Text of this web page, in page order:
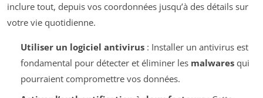
inclure tout, depuis vos coordonnées jusqu’à des détails sur
votre vie quotidienne.
Utiliser un logiciel antivirus: Installer un antivirus est
fondamental pour détecter et éliminer les malwaresqui
pourraient compromettre vos données.